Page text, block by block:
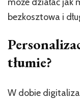
bezkosztowa i
tłumie?
W dobie